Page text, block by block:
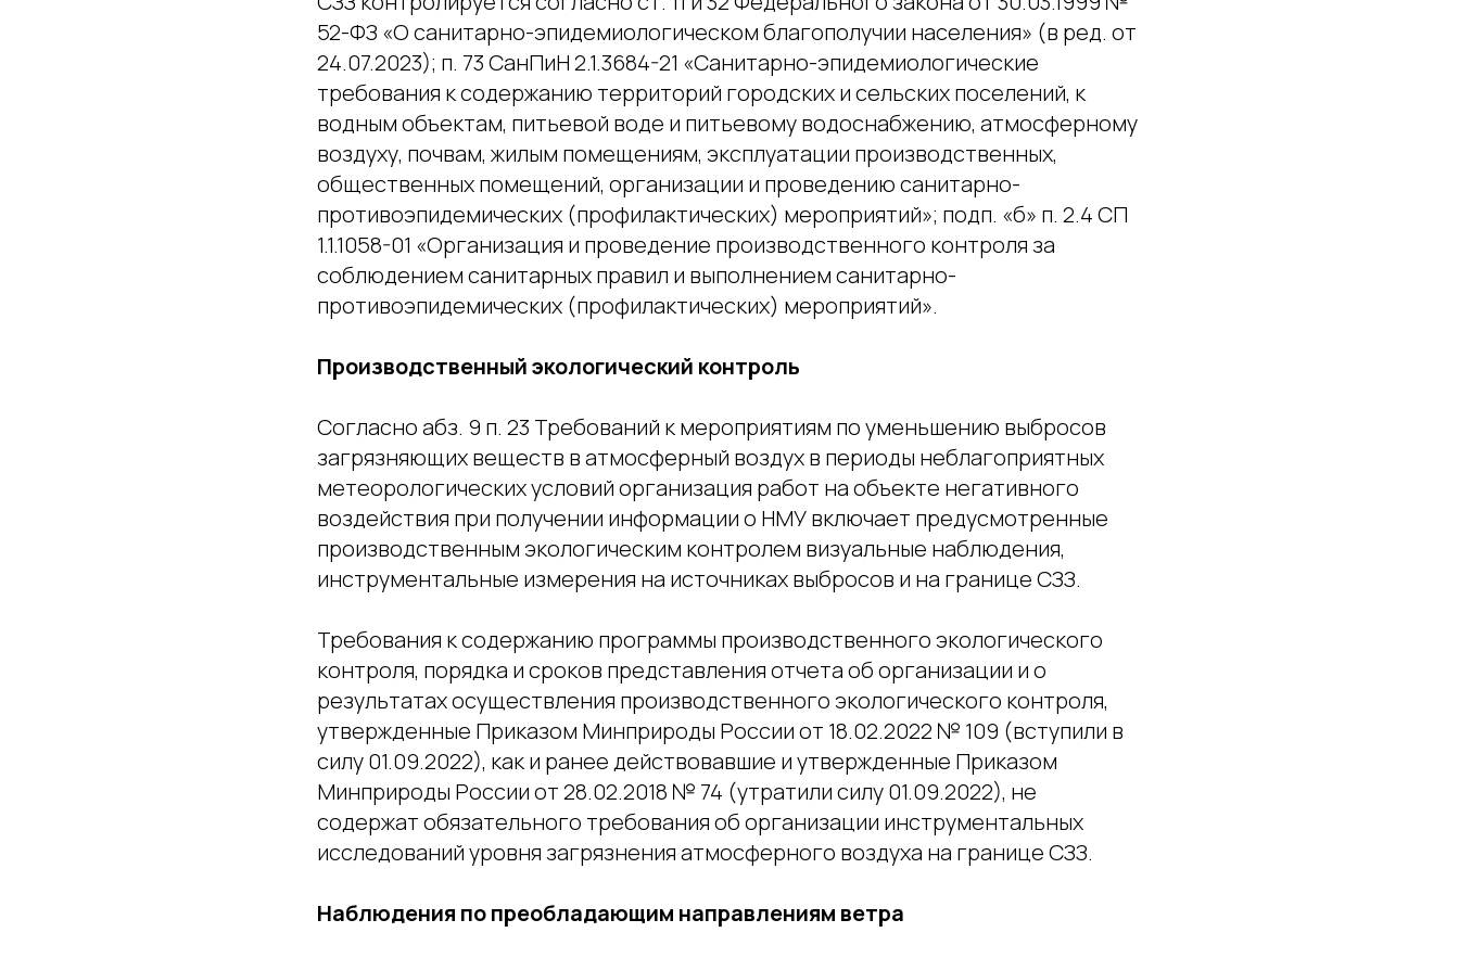
52-ФЗ «О санитарно-эпидемиологическом благополучии населения» (в ред. от
24.07.2023); п. 73 СанПиН 2.1.3684-21 «Санитарно-эпидемиологические
требования к содержанию территорий городских и сельских поселений, к
водным объектам, питьевой воде и питьевому водоснабжению, атмосферному
воздуху, почвам, жилым помещениям, эксплуатации производственных,
общественных помещений, организации и проведению санитарно-
противоэпидемических (профилактических) мероприятий»; подп. «б» п. 2.4 СП
1.1.1058-01 «Организация и проведение производственного контроля за
соблюдением санитарных правил и выполнением санитарно-
противоэпидемических (профилактических) мероприятий».
Производственный экологический контроль
Согласно абз. 9 п. 23 Требований к мероприятиям по уменьшению выбросов
загрязняющих веществ в атмосферный воздух в периоды неблагоприятных
метеорологических условий организация работ на объекте негативного
воздействия при получении информации о НМУ включает предусмотренные
производственным экологическим контролем визуальные наблюдения,
инструментальные измерения на источниках выбросов и на границе СЗЗ.
Требования к содержанию программы производственного экологического
контроля, порядка и сроков представления отчета об организации и о
результатах осуществления производственного экологического контроля,
утвержденные Приказом Минприроды России от 18.02.2022 № 109 (вступили в
силу 01.09.2022), как и ранее действовавшие и утвержденные Приказом
Минприроды России от 28.02.2018 № 74 (утратили силу 01.09.2022), не
содержат обязательного требования об организации инструментальных
исследований уровня загрязнения атмосферного воздуха на границе СЗЗ.
Наблюдения по преобладающим направлениям ветра